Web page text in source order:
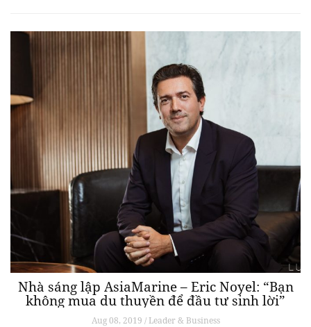
Nhà sáng lập AsiaMarine – Eric Noyel: “Bạn
không mua du thuyền để đầu tư sinh lời”
Aug 08, 2019 / Leader & Business